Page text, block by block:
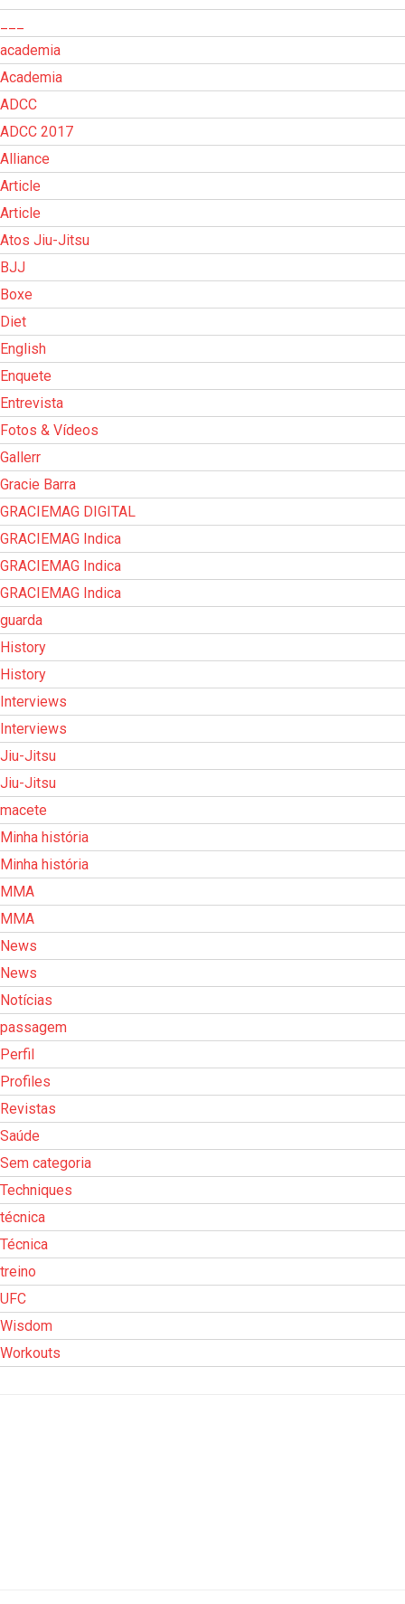
academia
Academia
ADCC
ADCC 2017
Alliance
Article
Article
Atos Jiu-Jitsu
BJJ
Boxe
Diet
English
Enquete
Entrevista
Fotos & Vídeos
Gallerr
Gracie Barra
GRACIEMAG DIGITAL
GRACIEMAG Indica
GRACIEMAG Indica
GRACIEMAG Indica
guarda
History
History
Interviews
Interviews
Jiu-Jitsu
Jiu-Jitsu
macete
Minha história
Minha história
MMA
MMA
News
News
Notícias
passagem
Perfil
Profiles
Revistas
Saúde
Sem categoria
Techniques
técnica
Técnica
treino
UFC
Wisdom
Workouts